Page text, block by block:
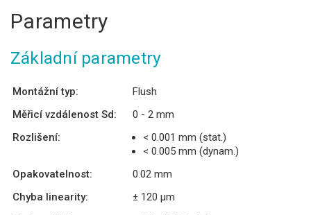
Parametry
Základní parametry
Montážní typ:
Flush
Měřicí vzdálenost Sd:
0 - 2 mm
Rozlišení:
< 0.001 mm (stat.)
< 0.005 mm (dynam.)
Opakovatelnost:
0.02 mm
Chyba linearity:
± 120 µm